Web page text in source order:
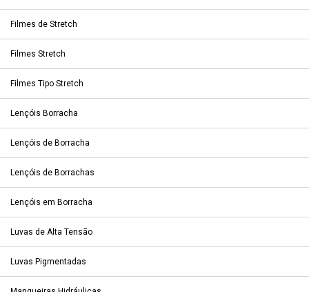
Filmes de Stretch
Filmes Stretch
Filmes Tipo Stretch
Lençóis Borracha
Lençóis de Borracha
Lençóis de Borrachas
Lençóis em Borracha
Luvas de Alta Tensão
Luvas Pigmentadas